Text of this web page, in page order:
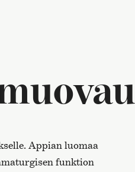
Appian luomaa
funktion